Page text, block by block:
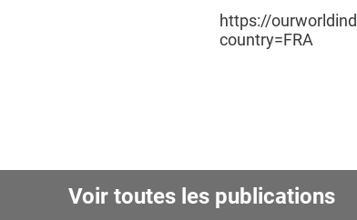
https://
country=FRA
Voir toutes les publications